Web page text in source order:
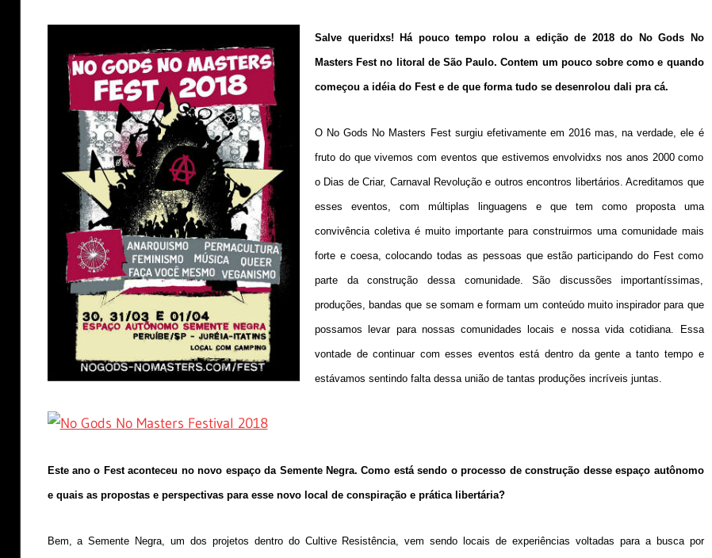
Salve queridxs! Há pouco tempo rolou a edição de 2018 do No Gods No
Masters Fest no litoral de São Paulo. Contem um pouco sobre como e quando
começou a idéia do Fest e de que forma tudo se desenrolou dali pra cá.
O No Gods No Masters Fest surgiu efetivamente em 2016 mas, na verdade, ele é
fruto do que vivemos com eventos que estivemos envolvidxs nos anos 2000 como
o Dias de Criar, Carnaval Revolução e outros encontros libertários. Acreditamos que
esses eventos, com múltiplas linguagens e que tem como proposta uma
convivência coletiva é muito importante para construirmos uma comunidade mais
forte e coesa, colocando todas as pessoas que estão participando do Fest como
parte da construção dessa comunidade. São discussões importantíssimas,
produções, bandas que se somam e formam um conteúdo muito inspirador para que
possamos levar para nossas comunidades locais e nossa vida cotidiana. Essa
vontade de continuar com esses eventos está dentro da gente a tanto tempo e
estávamos sentindo falta dessa união de tantas produções incríveis juntas.
Este ano o Fest aconteceu no novo espaço da Semente Negra. Como está sendo o processo de construção desse espaço autônomo
e quais as propostas e perspectivas para esse novo local de conspiração e prática libertária?
Bem, a Semente Negra, um dos projetos dentro do Cultive Resistência, vem sendo locais de experiências voltadas para a busca por